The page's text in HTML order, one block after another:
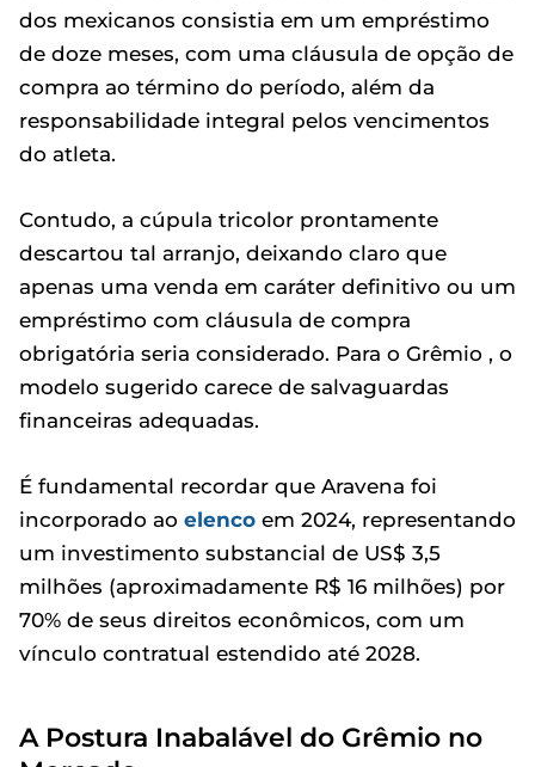
dos mexicanos consistia em um empréstimo
de doze meses, com uma cláusula de opção de
compra ao término do período, além da
responsabilidade integral pelos vencimentos
do atleta.
Contudo, a cúpula tricolor prontamente
descartou tal arranjo, deixando claro que
apenas uma venda em caráter definitivo ou um
empréstimo com cláusula de compra
obrigatória seria considerado. Para o Grêmio , o
modelo sugerido carece de salvaguardas
financeiras adequadas.
É fundamental recordar que Aravena foi
incorporado ao elenco em 2024, representando
um investimento substancial de US$ 3,5
milhões (aproximadamente R$ 16 milhões) por
70% de seus direitos econômicos, com um
vínculo contratual estendido até 2028.
A Postura Inabalável do Grêmio no